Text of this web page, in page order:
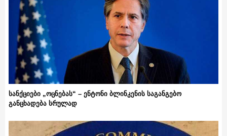
სანქციები „ოცნებას“ – ენტონი ბლინკენის საგანგებო
განცხადება სრულად